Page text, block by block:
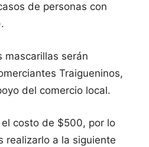
de personas con
mascarillas serán
Traigueninos,
del comercio local.
costo de $500, por lo
realizarlo a la siguiente